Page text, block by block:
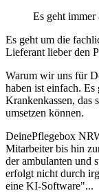
Es geht immer
Es geht um die
Lieferant lieber den
Warum wir uns für
haben ist einfach.
Krankenkassen, das
umsetzen können.
DeinePflegebox
Mitarbeiter bis hin
der ambulanten und
erfolgt nicht durch
eine KI-Software"...